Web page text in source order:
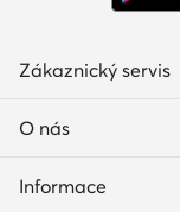
Zákaznický servis
O nás
Informace